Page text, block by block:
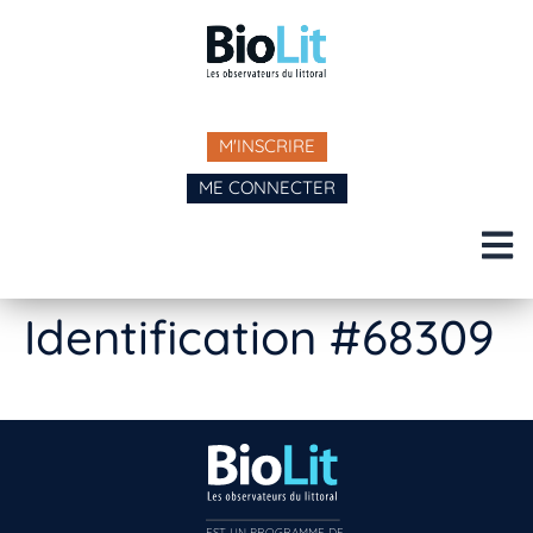
M'INSCRIRE
ME CONNECTER
Identification #68309